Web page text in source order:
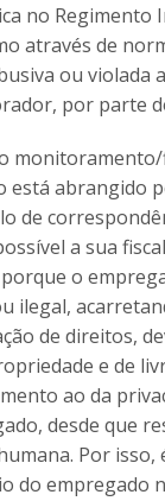
no Regimento
através de
ou violada
por parte
monitoramento/
está abrangido
de
a sua
o
ilegal,
de direitos,
e de
ao da
desde que
Por isso,
do empregado